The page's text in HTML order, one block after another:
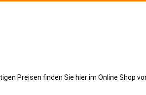
Preisen finden Sie hier im Online Shop